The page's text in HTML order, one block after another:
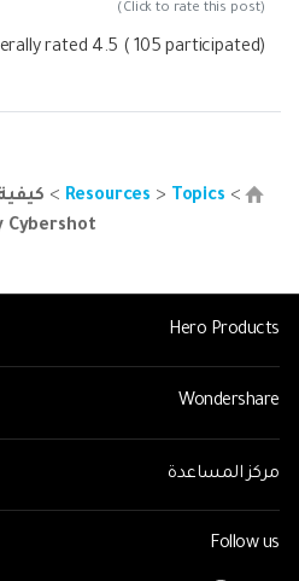
(Click to rate this post)
rated 4.5 ( 105 participated)
>
Resources > Topics
>
Cybershot
Hero Products
Wondershare
مركز المساعدة
Follow us